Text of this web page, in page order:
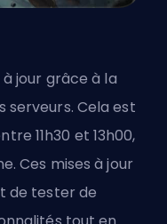
jour grâce à la
serveurs. Cela est
11h30 et 13h00,
Ces mises à jour
de tester de